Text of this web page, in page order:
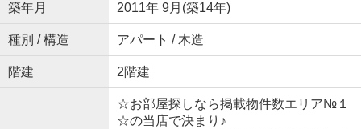
築年月 2011年 9月(築14年)
種別 / 構造 アパート / 木造
階建 2階建
☆お部屋探しなら掲載物件数エリア№１
☆の当店で決まり♪